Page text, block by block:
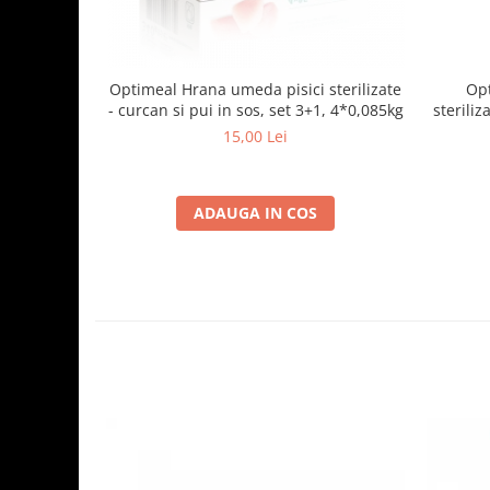
Optimeal Hrana umeda pisici sterilizate
- curcan si pui in sos, set 3+1, 4*0,085kg
15,00 Lei
ADAUGA IN COS